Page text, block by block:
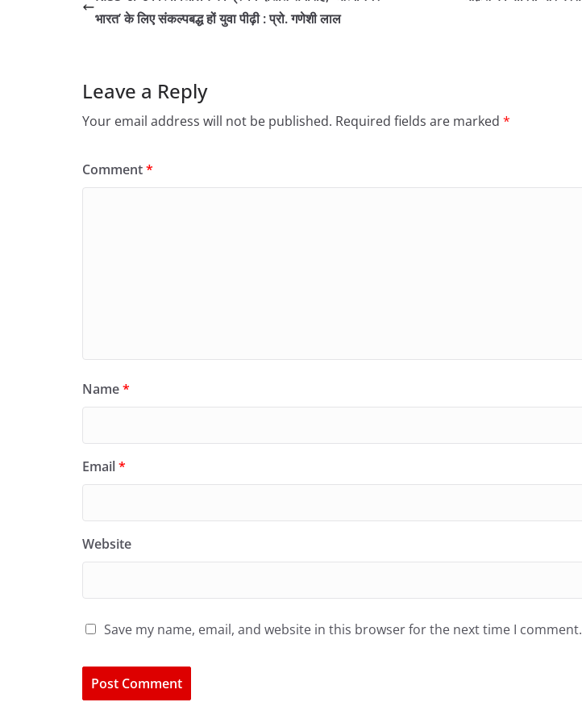
भारत’ के लिए संकल्पबद्ध हों युवा पीढ़ी : प्रो. गणेशी लाल
Leave a Reply
Your email address will not be published. Required fields are marked *
Comment*
Name*
Email*
Website
Save my name, email, and website in this browser for the next time I comment.